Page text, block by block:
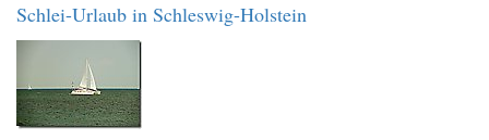
Schlei-Urlaub in Schleswig-Holstein